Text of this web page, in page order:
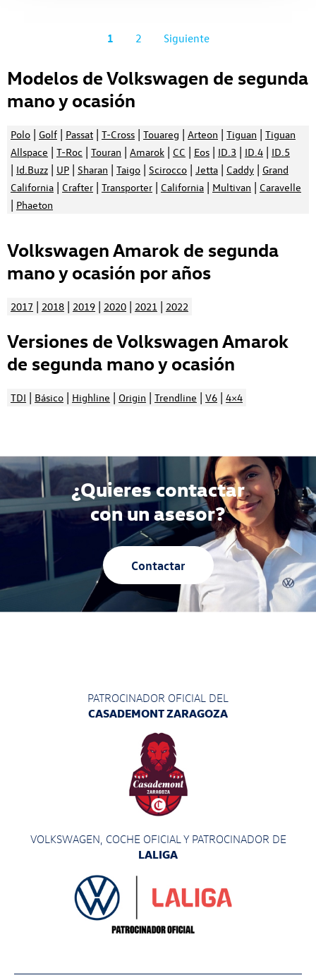
1 2 Siguiente
Modelos de Volkswagen de segunda
mano y ocasión
Polo | Golf | Passat | T-Cross | Touareg | Arteon | Tiguan | Tiguan
Allspace | T-Roc | Touran | Amarok | CC | Eos | ID.3 | ID.4 | ID.5
| Id.Buzz | UP | Sharan | Taigo | Scirocco | Jetta | Caddy | Grand
California | Crafter | Transporter | California | Multivan | Caravelle
| Phaeton
Volkswagen Amarok de segunda
mano y ocasión por años
2017 | 2018 | 2019 | 2020 | 2021 | 2022
Versiones de Volkswagen Amarok
de segunda mano y ocasión
TDI | Básico | Highline | Origin | Trendline | V6 | 4×4
¿Quieres contactar
con un asesor?
Contactar
PATROCINADOR OFICIAL DEL
CASADEMONT ZARAGOZA
VOLKSWAGEN, COCHE OFICIAL Y PATROCINADOR DE
LALIGA